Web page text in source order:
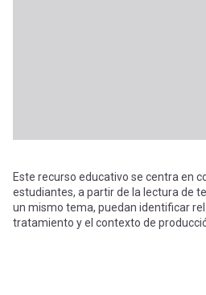
Este recurso educativo se centra en
estudiantes, a partir de la lectura de
un mismo tema, puedan identificar
tratamiento y el contexto de